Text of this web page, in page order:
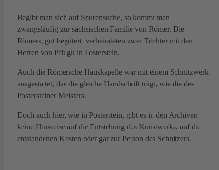
Begibt man sich auf Spurensuche, so kommt man
zwangsläufig zur sächsischen Familie von Römer. Die
Römers, gut begütert, verheirateten zwei Töchter mit den
Herren von Pflugk in Posterstein.
Auch die Römersche Hauskapelle war mit einem Schnitzwerk
ausgestattet, das die gleiche Handschrift trägt, wie die des
Postersteiner Meisters.
Doch auch hier, wie in Posterstein, gibt es in den Archiven
keine Hinweise auf die Entstehung des Kunstwerks, auf die
entstandenen Kosten oder gar zur Person des Schnitzers.